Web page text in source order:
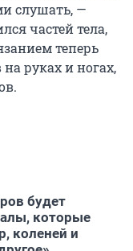
слушать, —
частей тела,
теперь
руках и ногах,
будет
которые
коленей и